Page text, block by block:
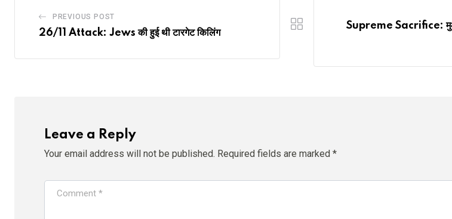
PREVIOUS POST
26/11 Attack: Jews की हुई थी टारगेट किलिंग
Supreme Sacrifice:
Leave a Reply
Your email address will not be published. Required fields are marked *